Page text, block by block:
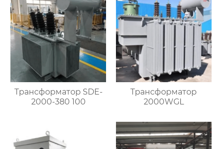
Трансформатор SDE-
2000-380 100
Трансформатор
2000WGL